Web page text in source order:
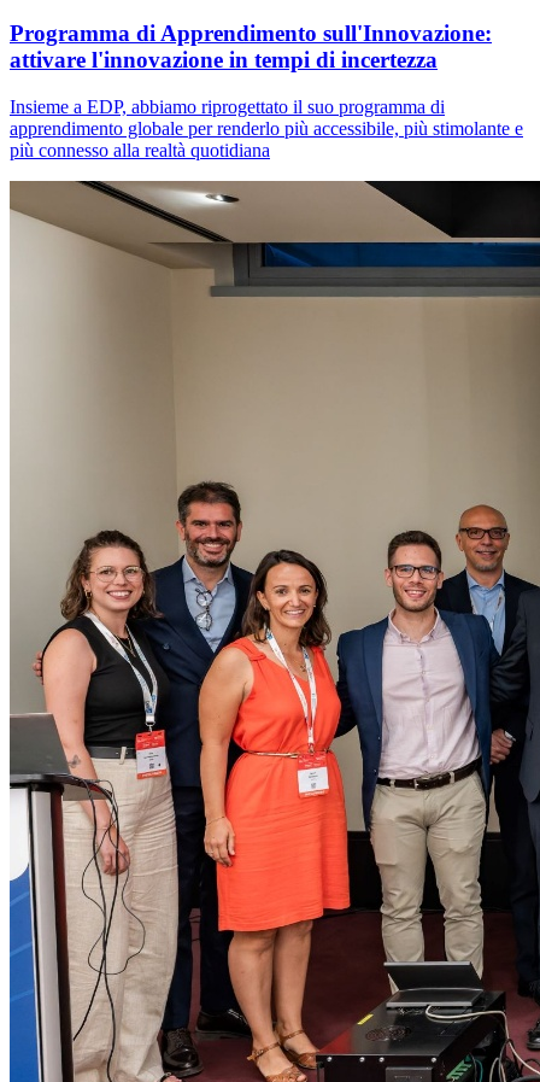
Programma di Apprendimento sull'Innovazione:
attivare l'innovazione in tempi di incertezza
Insieme a EDP, abbiamo riprogettato il suo programma di
apprendimento globale per renderlo più accessibile, più stimolante e
più connesso alla realtà quotidiana